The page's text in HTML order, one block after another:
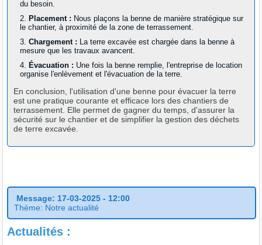
du besoin.
Placement : Nous plaçons la benne de manière stratégique sur
le chantier, à proximité de la zone de terrassement.
Chargement : La terre excavée est chargée dans la benne à
mesure que les travaux avancent.
Évacuation : Une fois la benne remplie, l'entreprise de location
organise l'enlèvement et l'évacuation de la terre.
En conclusion, l'utilisation d'une benne pour évacuer la terre
est une pratique courante et efficace lors des chantiers de
terrassement. Elle permet de gagner du temps, d'assurer la
sécurité sur le chantier et de simplifier la gestion des déchets
de terre excavée.
Message: 17-03-2025 - 12:00
Thème: Notre actualité
Actualités :